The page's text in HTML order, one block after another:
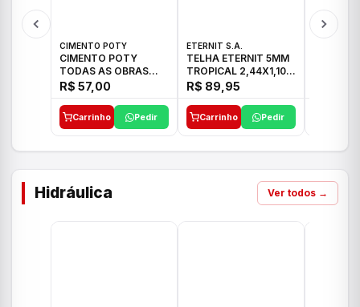
CIMENTO POTY
CIMENTO POTY
TODAS AS OBRAS
50KG CP-II F/32
R$ 57,00
Carrinho Pedir
ETERNIT S.A.
TELHA ETERNIT 5MM
TROPICAL 2,44X1,10
27,10KG
R$ 89,95
Carrinho Pedir
Hidráulica Ver todos →